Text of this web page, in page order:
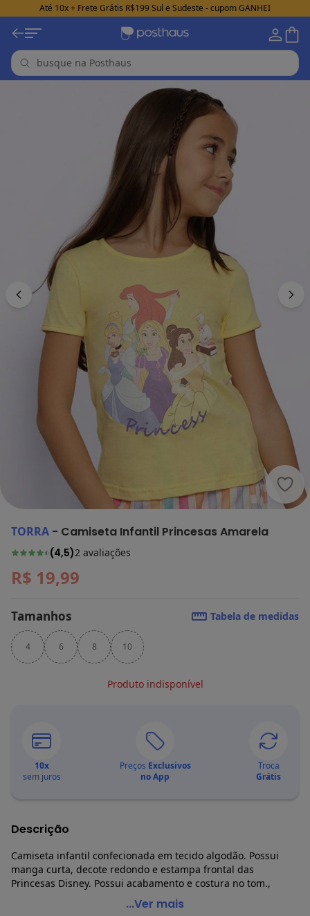
Até 10x + Frete Grátis R$199 Sul e Sudeste - cupom GANHEI
TORRA - Camiseta Infantil Princesas Amarela
(4,5)2 avaliações
R$ 19,99
Tamanhos Tabela de medidas
4 6 8 10
Produto indisponível
10x
sem juros
Preços Exclusivos
no App
Troca
Grátis
Descrição
Camiseta infantil confecionada em tecido algodão. Possui
manga curta, decote redondo e estampa frontal das
Princesas Disney. Possui acabamento e costura no tom.,
Torra - Camiseta Infantil Princesas Amarela
...Ver mais